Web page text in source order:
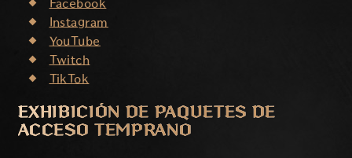
Facebook
Instagram
YouTube
Twitch
TikTok
EXHIBICIÓN DE PAQUETES DE
ACCESO TEMPRANO